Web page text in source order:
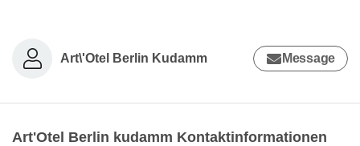
Art\'Otel Berlin Kudamm Message
Art'Otel Berlin kudamm Kontaktinformationen